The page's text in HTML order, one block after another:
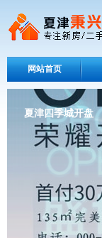
网站首页
夏津四季城开盘